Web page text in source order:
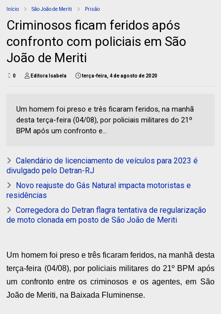
Início São João de Meriti Prisão
Criminosos ficam feridos após
confronto com policiais em São
João de Meriti
0 Editora Isabela terça-feira, 4 de agosto de 2020
Um homem foi preso e três ficaram feridos, na manhã
desta terça-feira (04/08), por policiais militares do 21º
BPM após um confronto e...
Calendário de licenciamento de veículos para 2023 é
divulgado pelo Detran-RJ
Novo reajuste do Gás Natural impacta motoristas e
residências
Corregedora do Detran flagra tentativa de regularização
de moto clonada em posto de São João de Meriti
Um homem foi preso e três ficaram feridos, na manhã desta
terça-feira (04/08), por policiais militares do 21º BPM após
um confronto entre os criminosos e os agentes, em São
João de Meriti, na Baixada Fluminense.